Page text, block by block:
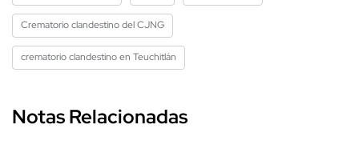
Crematorio clandestino del CJNG
crematorio clandestino en Teuchitlán
Notas Relacionadas